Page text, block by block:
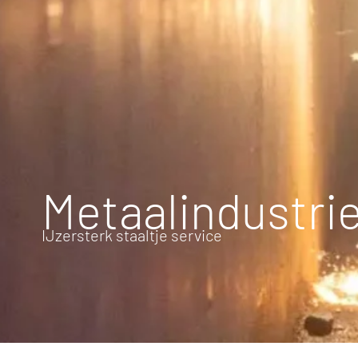
IJzersterk staaltje service